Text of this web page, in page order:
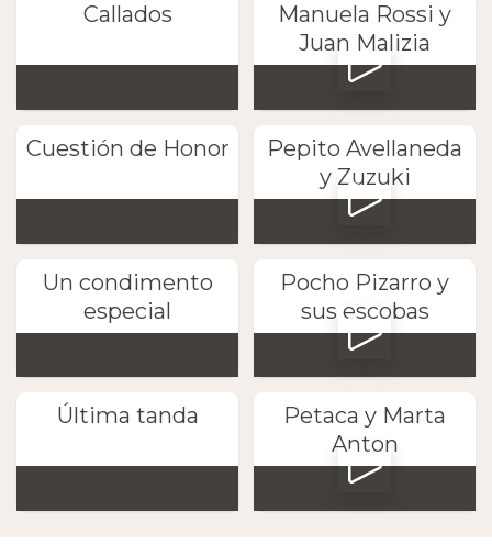
Callados
Manuela Rossi y
Juan Malizia
Cuestión de Honor
Pepito Avellaneda
y Zuzuki
Un condimento
especial
Pocho Pizarro y
sus escobas
Última tanda
Petaca y Marta
Anton